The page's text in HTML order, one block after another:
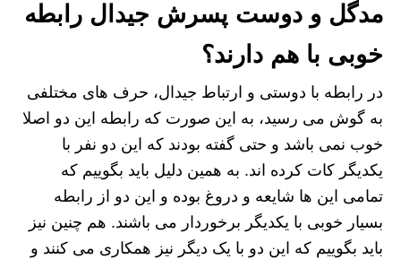
مدگل و دوست پسرش جیدال رابطه
خوبی با هم دارند؟
در رابطه با دوستی و ارتباط جیدال، حرف های مختلفی
به گوش می رسید، به این صورت که رابطه این دو اصلا
خوب نمی باشد و حتی گفته بودند که این دو نفر با
یکدیگر کات کرده اند. به همین دلیل باید بگوییم که
تمامی این ها شایعه و دروغ بوده و این دو از رابطه
بسیار خوبی با یکدیگر برخوردار می باشند. هم چنین نیز
باید بگوییم که این دو با یک دیگر نیز همکاری می کنند و